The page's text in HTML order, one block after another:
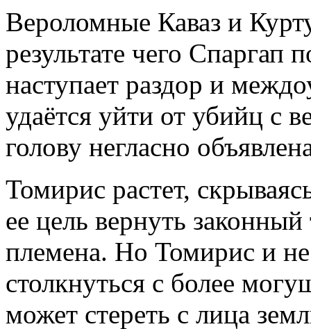
Вероломные Каваз и
результате чего Спаргап
наступает раздор и
удаётся уйти от убийц с
голову негласно
Томирис растет,
ее цель вернуть
племена. Но Томирис и не
столкнуться с более
может стереть с лица